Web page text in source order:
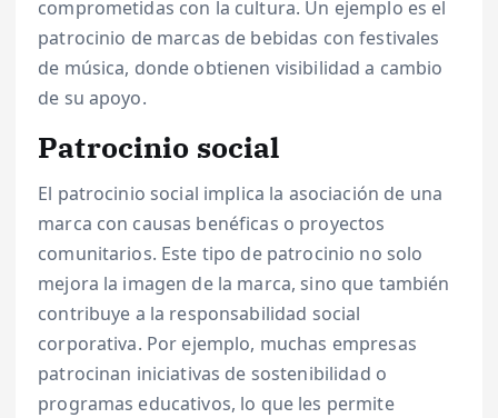
comprometidas con la cultura. Un ejemplo es el
patrocinio de marcas de bebidas con festivales
de música, donde obtienen visibilidad a cambio
de su apoyo.
Patrocinio social
El patrocinio social implica la asociación de una
marca con causas benéficas o proyectos
comunitarios. Este tipo de patrocinio no solo
mejora la imagen de la marca, sino que también
contribuye a la responsabilidad social
corporativa. Por ejemplo, muchas empresas
patrocinan iniciativas de sostenibilidad o
programas educativos, lo que les permite